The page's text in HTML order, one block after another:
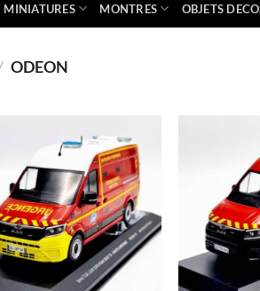
MINIATURES MONTRES OBJETS
ODEON